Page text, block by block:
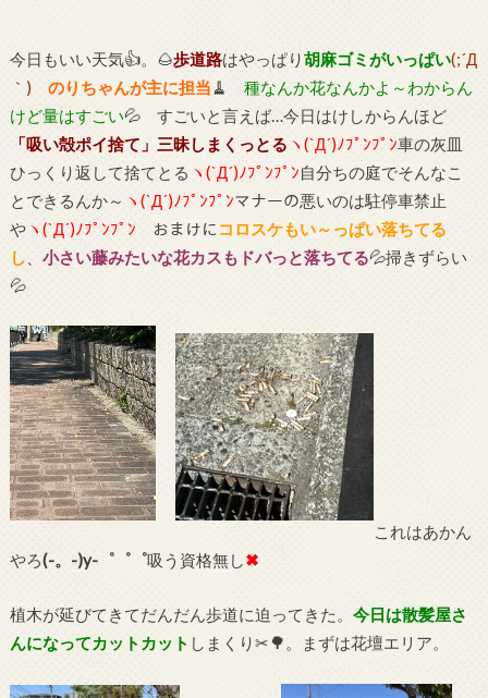
今日もいい天気👍。🌰歩道路はやっぱり胡麻ゴミがいっぱい(;´Д
｀)
のりちゃんが主に担当 🧹 種なんか花なんかよ～わからん
けど量はすごい💦 すごいと言えば…今日はけしからんほど
「吸い殻ポイ捨て」三昧しまくっとる ヽ(`Д´)ﾉﾌﾟﾝﾌﾟﾝ車の灰皿
ひっくり返して捨てとる ヽ(`Д´)ﾉﾌﾟﾝﾌﾟﾝ自分ちの庭でそんなこ
とできるんか～ ヽ(`Д´)ﾉﾌﾟﾝﾌﾟﾝマナーの悪いのは駐停車禁止
やヽ(`Д´)ﾉﾌﾟﾝﾌﾟﾝ おまけに コロスケもい～っぱい落ちてる
し
小さい藤みたいな花カスもドバっと落ちてる💦掃きずらい
💦
これはあかん
やろ(-。-)y-゜゜゜吸う資格無し✖
植木が延びてきてだんだん歩道に迫ってきた。 今日は散髪屋さ
んになってカットカット しまくり✂🌳。まずは花壇エリア。